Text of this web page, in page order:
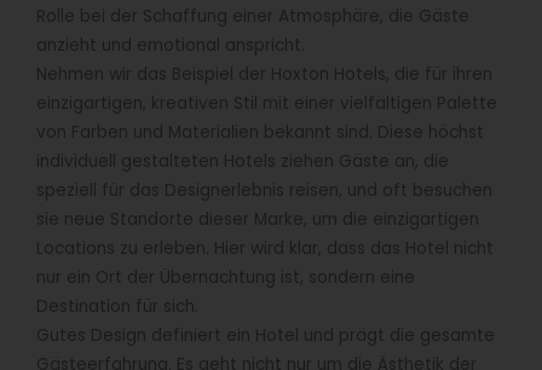
Rolle bei der Schaffung einer Atmosphäre, die Gäste
anzieht und emotional anspricht.
Nehmen wir das Beispiel der Hoxton Hotels, die für ihren
einzigartigen, kreativen Stil mit einer vielfältigen Palette
von Farben und Materialien bekannt sind. Diese höchst
individuell gestalteten Hotels ziehen Gäste an, die
speziell für das Designerlebnis reisen, und oft besuchen
sie neue Standorte dieser Marke, um die einzigartigen
Locations zu erleben. Hier wird klar, dass das Hotel nicht
nur ein Ort der Übernachtung ist, sondern eine
Destination für sich.
Gutes Design definiert ein Hotel und prägt die gesamte
Gästeerfahrung. Es geht nicht nur um die Ästhetik der